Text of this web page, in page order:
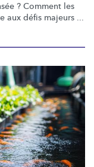
? Comment les
aux défis majeurs ...